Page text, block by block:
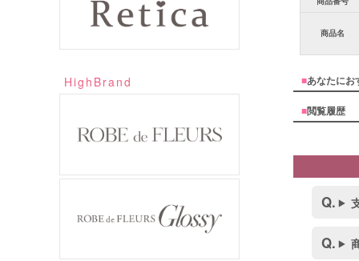
HighBrand
商品名
■あなたにお
■閲覧履歴